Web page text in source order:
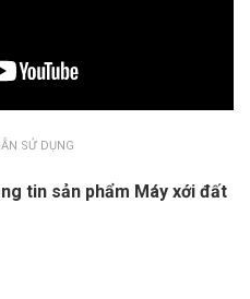
SỬ DỤNG
tin sản phẩm Máy xới đất